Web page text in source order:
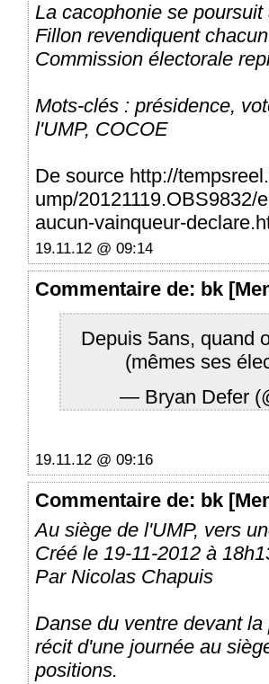
La cacophonie se
Fillon revendiquent
Commission électorale
Mots-clés : présidence,
l'UMP, COCOE
De source http://
ump/20121119.OBS9832/
aucun-vainqueur-
19.11.12 @ 09:14
Commentaire de: bk
Depuis 5ans, quand
(mêmes ses
— Bryan Defer
19.11.12 @ 09:16
Commentaire de: bk
Au siège de l'UMP, vers
Créé le 19-11-2012 à
Par Nicolas Chapuis
Danse du ventre devant
récit d'une journée au
positions.